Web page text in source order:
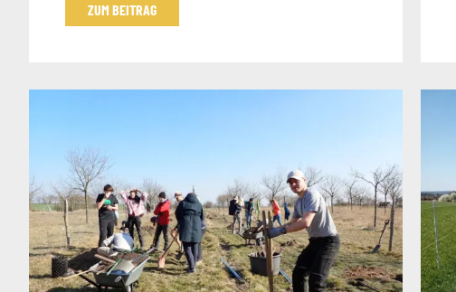
ZUM BEITRAG